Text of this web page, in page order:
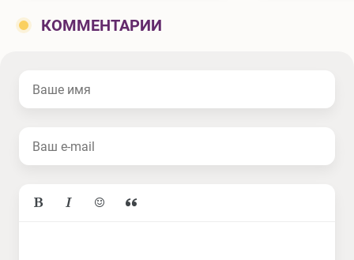
КОММЕНТАРИИ